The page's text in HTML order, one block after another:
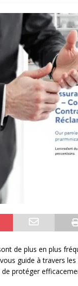
de plus en plus
guide à travers
protéger